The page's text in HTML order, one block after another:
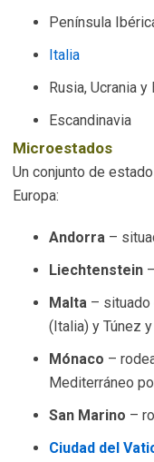
Península
Italia
Rusia, Ucrania
Escandinavia
Microestados
Un conjunto de
Europa:
Andorra –
Liechtenstein
Malta – situado
(Italia) y Túnez
Mónaco –
Mediterráneo
San Marino –
Ciudad del